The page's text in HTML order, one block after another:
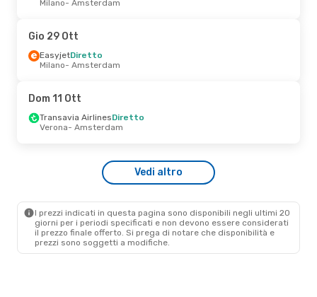
EasyjetDiretto
Amsterdam
EasyjetDiretto
Milano - Amsterdam
EasyjetDiretto
Amsterdam- Milano
- Dom 18 Ott
Diretto
- Amsterdam
Milano- Amsterdam
Gio 29 Ott
EasyjetDiretto
Milano- Amsterdam
Dom 11 Ott
Transavia AirlinesDiretto
Verona- Amsterdam
Vedi altro
I prezzi indicati in questa pagina sono disponibili negli ultimi 20
giorni per i periodi specificati e non devono essere considerati
il ​​prezzo finale offerto. Si prega di notare che disponibilità e
prezzi sono soggetti a modifiche.